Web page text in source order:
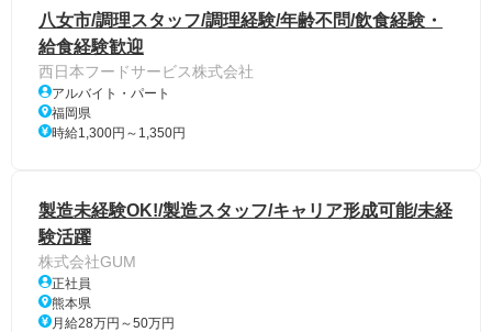
八女市/調理スタッフ/調理経験/年齢不問/飲食経験・
給食経験歓迎
西日本フードサービス株式会社
アルバイト・パート
福岡県
時給1,300円～1,350円
製造未経験OK!/製造スタッフ/キャリア形成可能/未経
験活躍
株式会社GUM
正社員
熊本県
月給28万円～50万円